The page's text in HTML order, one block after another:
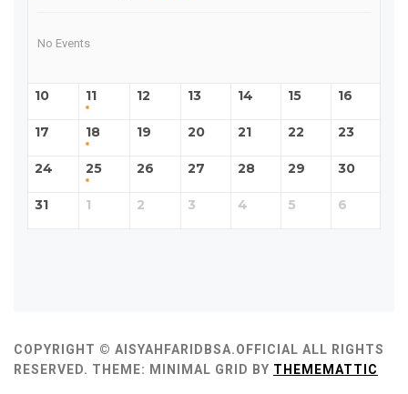
No Events
10 11 12 13 14 15 16
17 18 19 20 21 22 23
24 25 26 27 28 29 30
31 1 2 3 4 5 6
COPYRIGHT © AISYAHFARIDBSA.OFFICIAL ALL RIGHTS
RESERVED. THEME: MINIMAL GRID BY THEMEMATTIC